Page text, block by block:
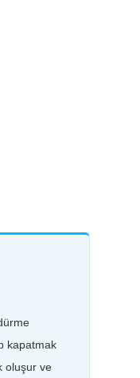
kapatmak
oluşur ve